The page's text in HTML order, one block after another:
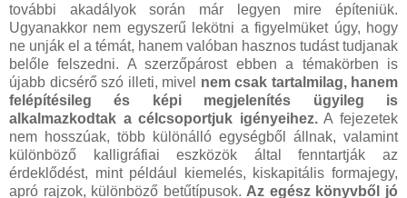
további akadályok során már legyen mire építeniük.
Ugyanakkor nem egyszerű lekötni a figyelmüket úgy, hogy
ne unják el a témát, hanem valóban hasznos tudást tudjanak
belőle felszedni. A szerzőpárost ebben a témakörben is
újabb dicsérő szó illeti, mivel nem csak tartalmilag, hanem
felépítésileg és képi megjelenítés ügyileg is
alkalmazkodtak a célcsoportjuk igényeihez.A fejezetek
nem hosszúak, több különálló egységből állnak, valamint
különböző kalligráfiai eszközök által fenntartják az
érdeklődést, mint például kiemelés, kiskapitális formajegy,
apró rajzok, különböző betűtípusok. Az egész könyvből jó